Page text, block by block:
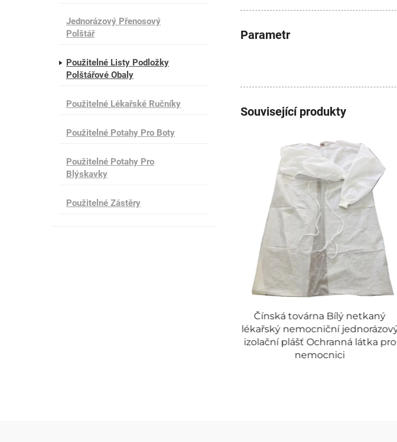
Jednorázový Přenosový
Polštář
Použitelné Listy Podložky
Polštářové Obaly
Použitelné Lékařské Ručníky
Použitelné Potahy Pro Boty
Použitelné Potahy Pro
Blýskavky
Použitelné Zástěry
Parametr
Související produkty
Čínská továrna Bílý netkaný
lékařský nemocniční
izolační plášť Ochranná látka pro
nemocnici